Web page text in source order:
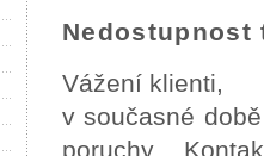
Nedostupnost
Vážení klienti,
v současné
poruchy.